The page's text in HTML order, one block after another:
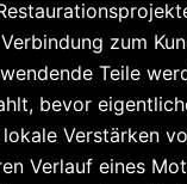
zum
Teile
bevor
Verstärken
Verlauf eines